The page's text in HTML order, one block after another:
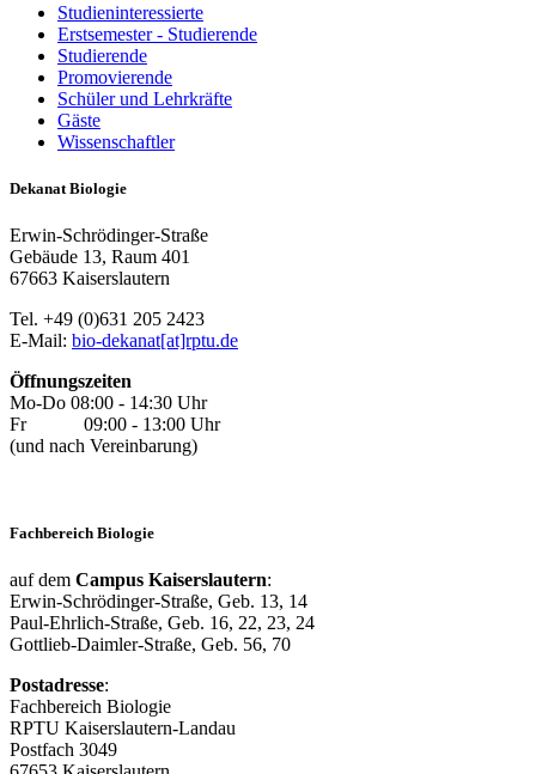
Studieninteressierte
Erstsemester - Studierende
Studierende
Promovierende
Schüler und Lehrkräfte
Gäste
Wissenschaftler
Dekanat Biologie
Erwin-Schrödinger-Straße
Gebäude 13, Raum 401
67663 Kaiserslautern
Tel. +49 (0)631 205 2423
E-Mail: bio-dekanat[at]rptu.de
Öffnungszeiten
Mo-Do 08:00 - 14:30 Uhr
Fr 09:00 - 13:00 Uhr
(und nach Vereinbarung)
Fachbereich Biologie
auf dem Campus Kaiserslautern:
Erwin-Schrödinger-Straße, Geb. 13, 14
Paul-Ehrlich-Straße, Geb. 16, 22, 23, 24
Gottlieb-Daimler-Straße, Geb. 56, 70
Postadresse:
Fachbereich Biologie
RPTU Kaiserslautern-Landau
Postfach 3049